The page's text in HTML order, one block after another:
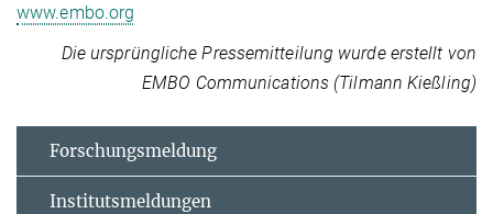
www.embo.org
Die ursprüngliche Pressemitteilung wurde erstellt von
EMBO Communications (Tilmann Kießling)
Forschungsmeldung
Institutsmeldungen